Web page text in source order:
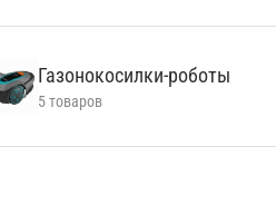
Газонокосилки-роботы
5 товаров